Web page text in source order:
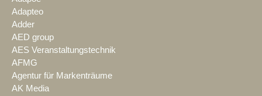
Adapteo
Adder
AED group
AES Veranstaltungstechnik
AFMG
Agentur für Markenträume
AK Media